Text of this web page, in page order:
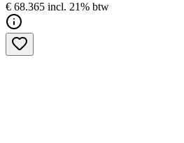
€ 68.365 incl. 21% btw